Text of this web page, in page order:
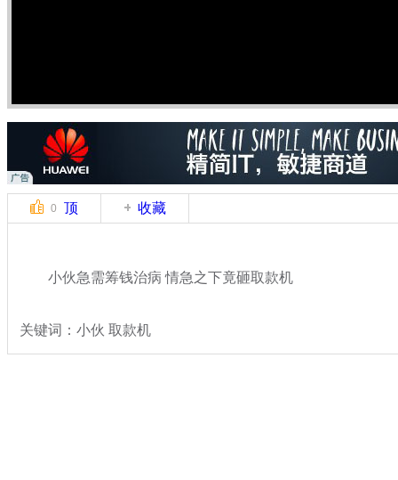
0 顶 收藏
小伙急需筹钱治病 情急之下竟砸取款机
关键词：小伙 取款机